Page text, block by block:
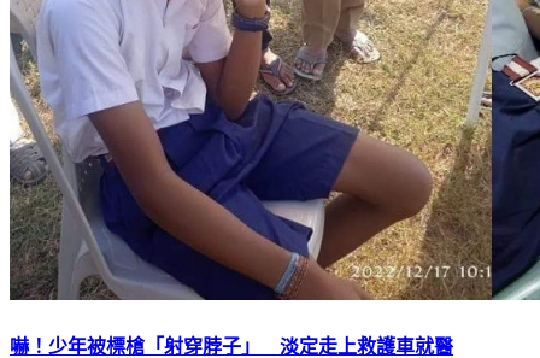
嚇！少年被標槍「射穿脖子」 淡定走上救護車就醫